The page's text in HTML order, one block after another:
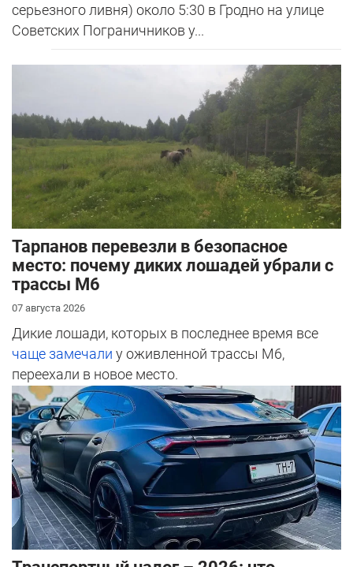
серьезного ливня) около 5:30 в Гродно на улице
Советских Пограничников у...
Тарпанов перевезли в безопасное
место: почему диких лошадей убрали с
трассы М6
07 августа 2026
Дикие лошади, которых в последнее время все
чаще замечали у оживленной трассы М6,
переехали в новое место.